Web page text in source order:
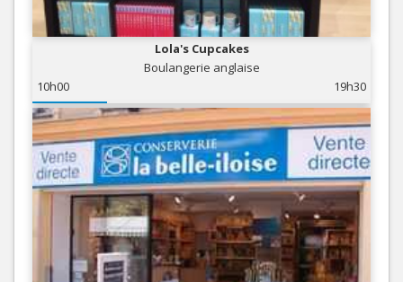
Lola's Cupcakes
Boulangerie anglaise
10h00
19h30